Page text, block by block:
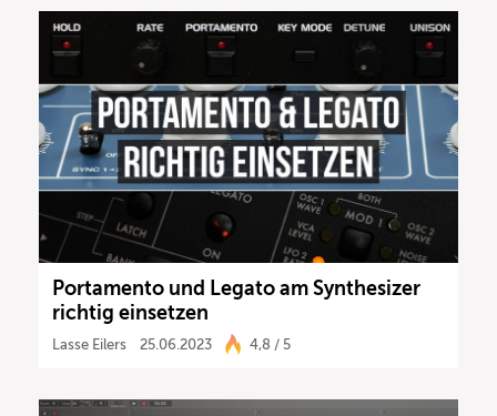
Portamento und Legato am Synthesizer
richtig einsetzen
Lasse Eilers 25.06.2023 4,8 / 5